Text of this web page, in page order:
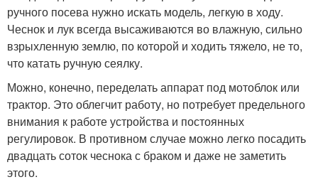
ручного посева нужно искать модель, легкую в ходу.
Чеснок и лук всегда высаживаются во влажную, сильно
взрыхленную землю, по которой и ходить тяжело, не то,
что катать ручную сеялку.
Можно, конечно, переделать аппарат под мотоблок или
трактор. Это облегчит работу, но потребует предельного
внимания к работе устройства и постоянных
регулировок. В противном случае можно легко посадить
двадцать соток чеснока с браком и даже не заметить
этого.